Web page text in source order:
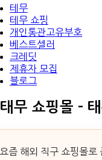
테무
테무 쇼핑
개인통관고유부호
베스트셀러
크레딧
제휴자 모집
블로그
태무 쇼핑몰 –
요즘 해외 직구 쇼핑몰로